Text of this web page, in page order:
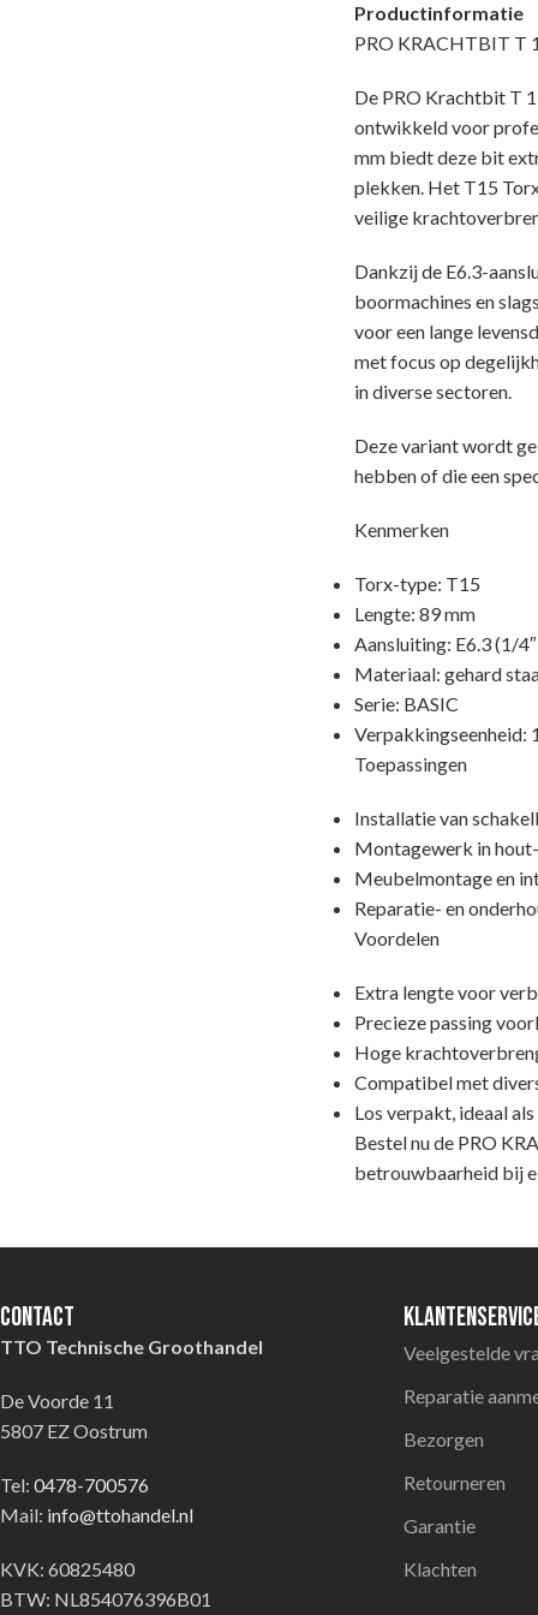
Productinformatie
PRO KRACHTBIT T
De PRO Krachtbit T
ontwikkeld voor
mm biedt deze bit
plekken. Het T15
veilige
Dankzij de E6.3-
boormachines en
voor een lange
met focus op
in diverse sectoren.
Deze variant wordt
hebben of die een
Kenmerken
Torx-type: T15
Lengte: 89 mm
Aansluiting: E6.3 (1/
Materiaal: gehard
Serie: BASIC
Verpakkingseenheid:
Toepassingen
Installatie van
Montagewerk in
Meubelmontage en
Reparatie- en
Voordelen
Extra lengte voor
Precieze passing
Hoge
Compatibel met
Los verpakt, ideaal
Bestel nu de PRO
betrouwbaarheid bij
Contact
TTO Technische Groothandel
De Voorde 11
5807 EZ Oostrum
Tel: 0478-700576
Mail: info@ttohandel.nl
KVK: 60825480
BTW: NL854076396B01
Veelgestelde
Reparatie
Bezorgen
Retourneren
Garantie
Klachten